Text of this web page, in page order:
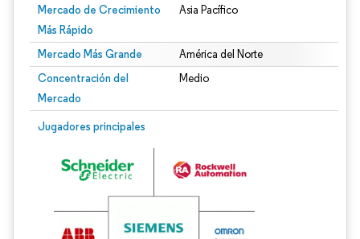
Mercado de Crecimiento
Más Rápido
Asia Pacífico
Mercado Más Grande América del Norte
Concentración del
Mercado
Medio
Jugadores principales